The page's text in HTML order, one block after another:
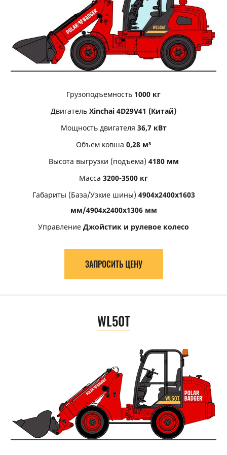
Грузоподъемность 1000 кг
Двигатель Xinchai 4D29V41 (Китай)
Мощность двигателя 36,7 кВт
Объем ковша 0,28 м³
Высота выгрузки (подъема) 4180 мм
Масса 3200-3500 кг
Габариты (База/Узкие шины) 4904х2400х1603
мм/4904х2400х1306 мм
Управление Джойстик и рулевое колесо
ЗАПРОСИТЬ ЦЕНУ
WL50T